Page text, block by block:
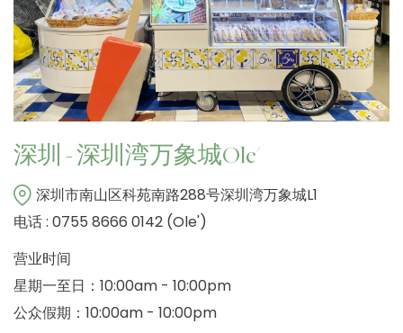
深圳 - 深圳湾万象城Ole'
深圳市南山区科苑南路288号深圳湾万象城L1
电话 : 0755 8666 0142 (Ole')
营业时间
星期一至日：10:00am - 10:00pm
公众假期：10:00am - 10:00pm